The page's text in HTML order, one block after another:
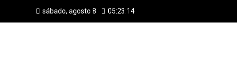
sábado, agosto 8 05:23:15